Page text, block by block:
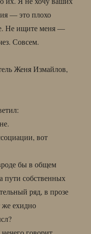
— это плохо
Не ищите меня —
Совсем.
Женя Измайлов,
вот
бы в общем
пути собственных
ряд, в прозе
ехидно